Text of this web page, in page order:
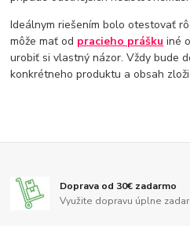
Ideálnym riešením bolo otestovať
môže mať od pracieho prášku iné
urobiť si vlastný názor. Vždy bude
konkrétneho produktu a obsah
Doprava od 30€ zadarmo
Využite dopravu úplne